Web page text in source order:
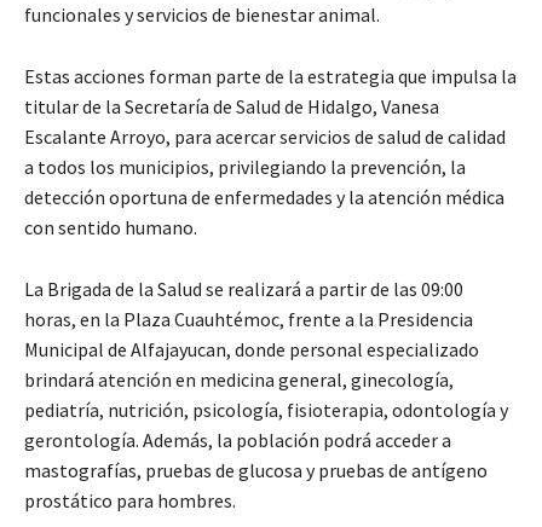
funcionales y servicios de bienestar animal.
Estas acciones forman parte de la estrategia que impulsa la
titular de la Secretaría de Salud de Hidalgo, Vanesa
Escalante Arroyo, para acercar servicios de salud de calidad
a todos los municipios, privilegiando la prevención, la
detección oportuna de enfermedades y la atención médica
con sentido humano.
La Brigada de la Salud se realizará a partir de las 09:00
horas, en la Plaza Cuauhtémoc, frente a la Presidencia
Municipal de Alfajayucan, donde personal especializado
brindará atención en medicina general, ginecología,
pediatría, nutrición, psicología, fisioterapia, odontología y
gerontología. Además, la población podrá acceder a
mastografías, pruebas de glucosa y pruebas de antígeno
prostático para hombres.